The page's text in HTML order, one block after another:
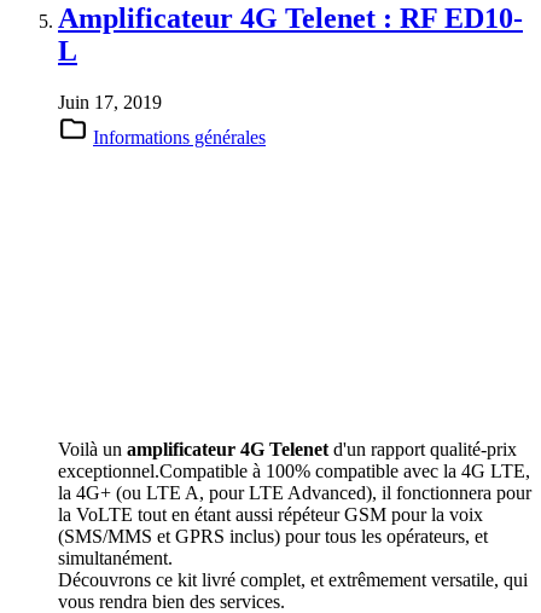
Amplificateur 4G Telenet : RF ED10-
L
Juin 17, 2019
Informations générales
Voilà un amplificateur 4G Telenet d'un rapport qualité-prix
exceptionnel.Compatible à 100% compatible avec la 4G LTE,
la 4G+ (ou LTE A, pour LTE Advanced), il fonctionnera pour
la VoLTE tout en étant aussi répéteur GSM pour la voix
(SMS/MMS et GPRS inclus) pour tous les opérateurs, et
simultanément.
Découvrons ce kit livré complet, et extrêmement versatile, qui
vous rendra bien des services.